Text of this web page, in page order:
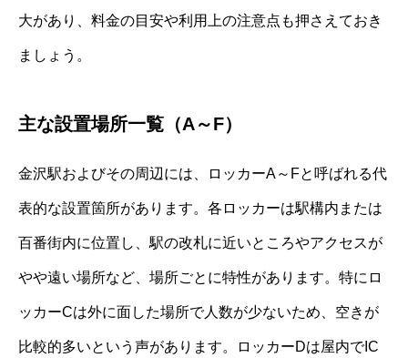
大があり、料金の目安や利用上の注意点も押さえておき
ましょう。
主な設置場所一覧（A～F）
金沢駅およびその周辺には、ロッカーA～Fと呼ばれる代
表的な設置箇所があります。各ロッカーは駅構内または
百番街内に位置し、駅の改札に近いところやアクセスが
やや遠い場所など、場所ごとに特性があります。特にロ
ッカーCは外に面した場所で人数が少ないため、空きが
比較的多いという声があります。ロッカーDは屋内でIC